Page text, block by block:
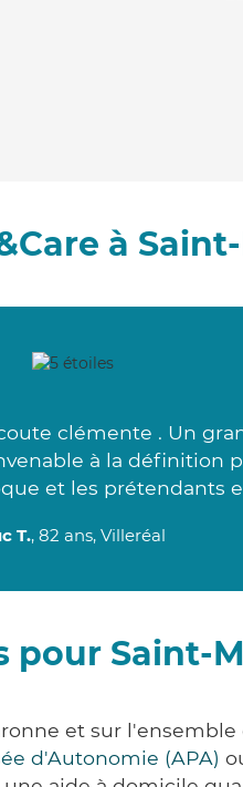
à
clémente . Un
à la définition
et les prétendants
T., 82 ans, Villeréal
Saint-
et sur l'ensemble
d'Autonomie (APA)